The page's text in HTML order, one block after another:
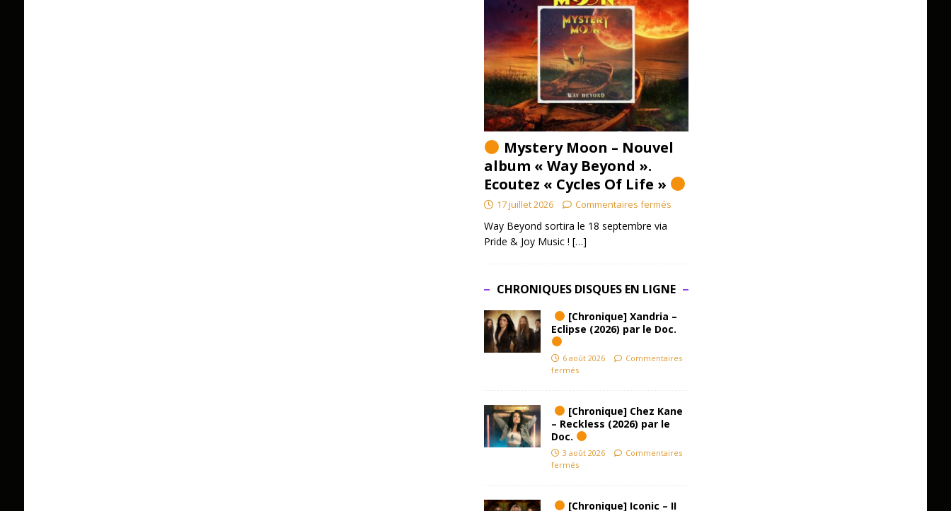
Mystery Moon – Nouvel
album « Way Beyond ».
Ecoutez « Cycles Of Life »
17 juillet 2026 Commentaires fermés
Way Beyond sortira le 18 septembre via
Pride & Joy Music ! […]
CHRONIQUES DISQUES EN LIGNE
[Chronique] Xandria –
Eclipse (2026) par le Doc.
6 août 2026
Commentaires
fermés
[Chronique] Chez Kane
– Reckless (2026) par le
Doc.
3 août 2026
Commentaires
fermés
[Chronique] Iconic – II